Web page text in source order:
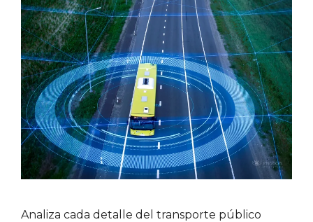
Analiza cada detalle del transporte público